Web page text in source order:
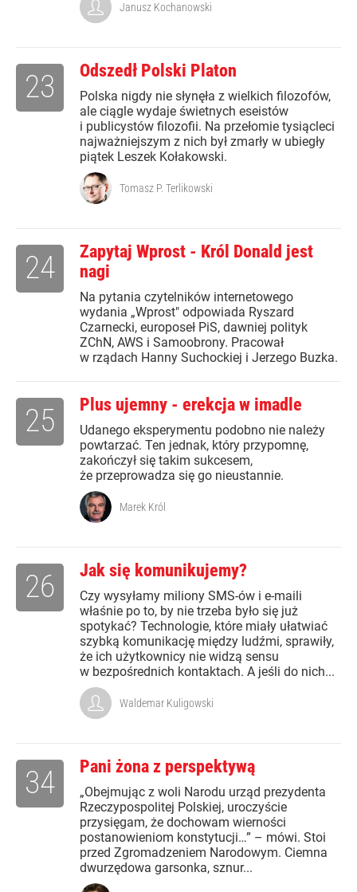
Janusz Kochanowski
Odszedł Polski Platon
Polska nigdy nie słynęła z wielkich filozofów,
ale ciągle wydaje świetnych eseistów
i publicystów filozofii. Na przełomie tysiącleci
najważniejszym z nich był zmarły w ubiegły
piątek Leszek Kołakowski.
23
Tomasz P. Terlikowski
Zapytaj Wprost - Król Donald jest
nagi
Na pytania czytelników internetowego
wydania „Wprost" odpowiada Ryszard
Czarnecki, europoseł PiS, dawniej polityk
ZChN, AWS i Samoobrony. Pracował
w rządach Hanny Suchockiej i Jerzego Buzka.
24
Plus ujemny - erekcja w imadle
Udanego eksperymentu podobno nie należy
powtarzać. Ten jednak, który przypomnę,
zakończył się takim sukcesem,
że przeprowadza się go nieustannie.
25
Marek Król
Jak się komunikujemy?
Czy wysyłamy miliony SMS-ów i e-maili
właśnie po to, by nie trzeba było się już
spotykać? Technologie, które miały ułatwiać
szybką komunikację między ludźmi, sprawiły,
że ich użytkownicy nie widzą sensu
w bezpośrednich kontaktach. A jeśli do nich...
26
Waldemar Kuligowski
Pani żona z perspektywą
„Obejmując z woli Narodu urząd prezydenta
Rzeczypospolitej Polskiej, uroczyście
przysięgam, że dochowam wierności
postanowieniom konstytucji…” – mówi. Stoi
przed Zgromadzeniem Narodowym. Ciemna
dwurzędowa garsonka, sznur...
34